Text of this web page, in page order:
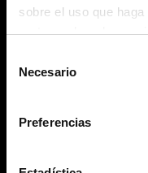
sobre el uso que
partners de redes
haya proporcionado o
Necesario
Preferencias